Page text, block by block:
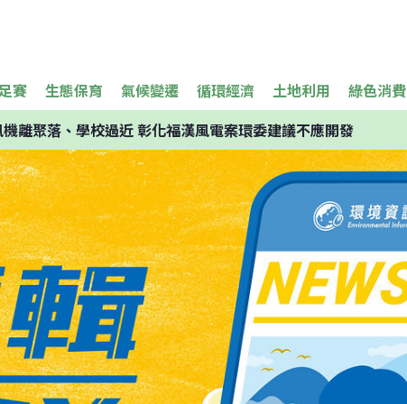
賽 生態保育 氣候變遷 循環經濟 土地利用 綠色消費
離聚落、學校過近 彰化福漢風電案環委建議不應開發